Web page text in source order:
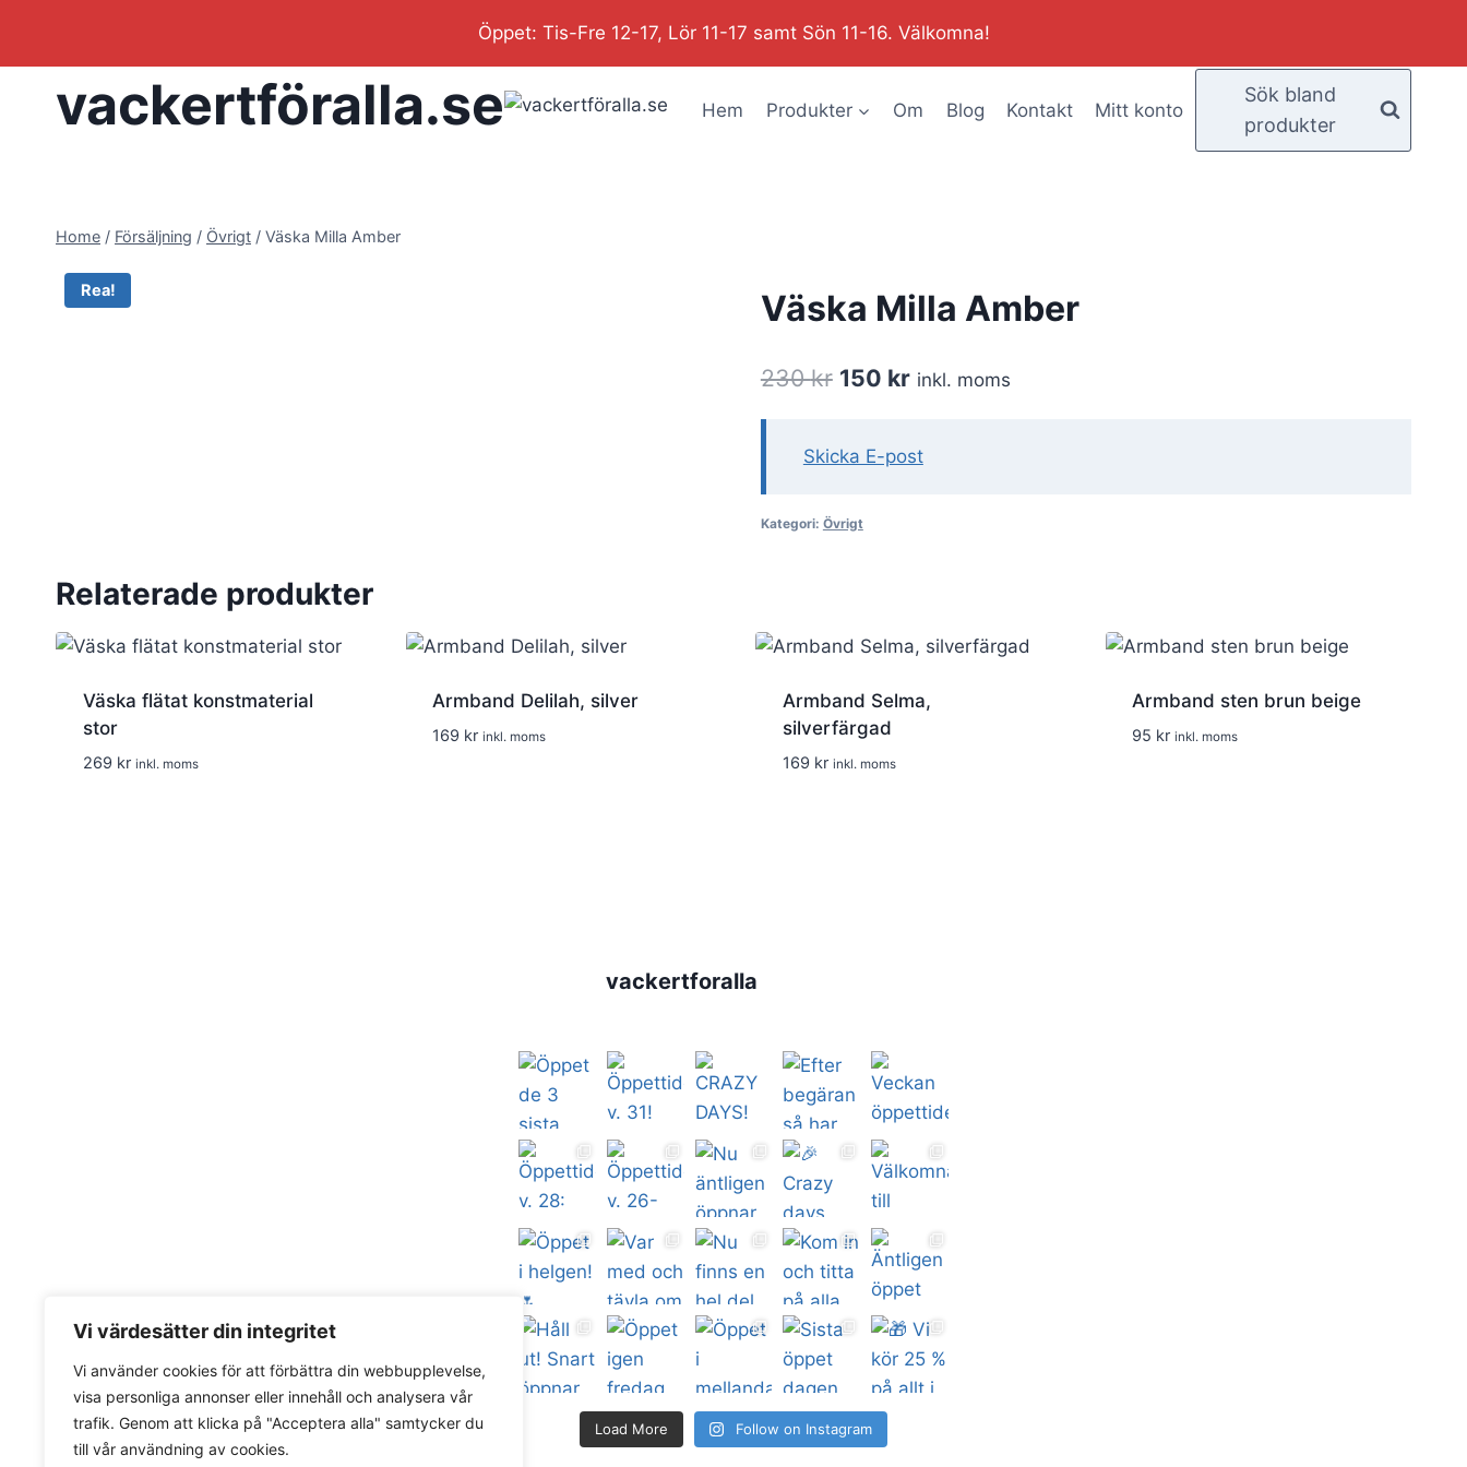
Vi värdesätter din integritet
Vi använder cookies för att förbättra din webbupplevelse,
visa personliga annonser eller innehåll och analysera vår
trafik. Genom att klicka på "Acceptera alla" samtycker du
till vår användning av cookies.
content
Öppet: Tis-Fre 12-17, Lör 11-17 samt Sön 11-16. Välkomna!
vackertföralla.se Hem Produkter Om Blog Kontakt Mitt konto
Sök bland
produkter
Home / Försäljning / Övrigt / Väska Milla Amber
Rea! Väska Milla Amber
230kr Det
priset
230 kr.
150 krDet
priset
inkl. moms
Skicka E-post
Kategori: Övrigt
Relaterade produkter
Väska flätat konstmaterial
stor
269 kr inkl. moms
Armband Delilah, silver
169 kr inkl. moms
Armband Selma,
silverfärgad
169 kr inkl. moms
Armband sten brun beige
95 kr inkl. moms
vackertforalla
Load More Follow on Instagram